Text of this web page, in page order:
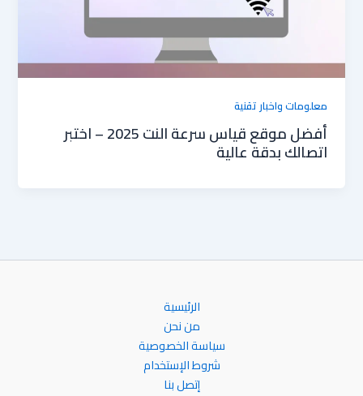
معلومات واخبار تقنية
أفضل موقع قياس سرعة النت 2025 – اختبر
اتصالك بدقة عالية
الرئيسية
من نحن
سياسة الخصوصية
شروط الإستخدام
إتصل بنا